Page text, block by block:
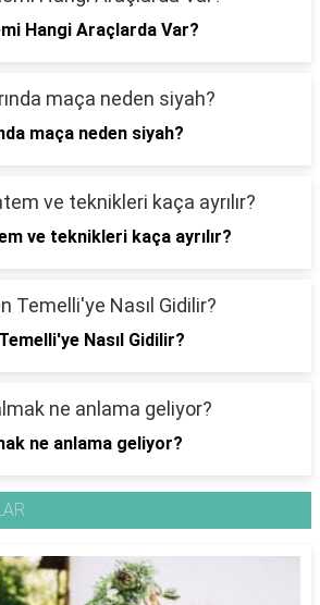
Hangi Araçlarda Var?
maça neden siyah?
ve teknikleri kaça ayrılır?
Nasıl Gidilir?
ne anlama geliyor?